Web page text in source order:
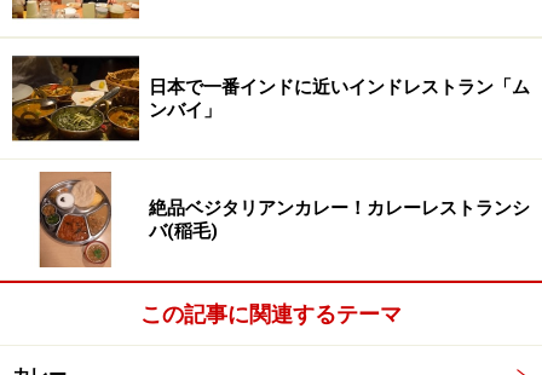
が、ダルマッカニーは豆が溶けたバターソースカレーな
それはカブリ・ナンの様々な具を噛む事で食感と味が変
容していくからでしょう。
ガーリック・ナン
日本で一番インドに近いインドレストラン「ム
ンバイ」
絶品ベジタリアンカレー！カレーレストランシ
バ(稲毛)
この記事に関連するテーマ